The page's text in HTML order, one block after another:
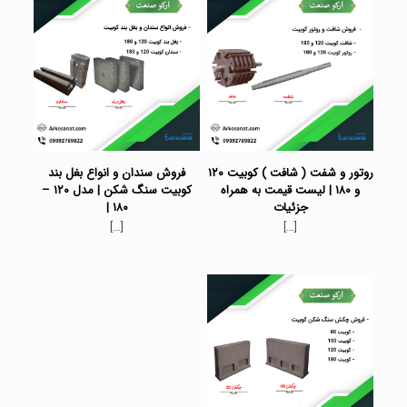
روتور و شفت ( شافت ) کوبیت ۱۲۰
و ۱۸۰ | لیست قیمت به همراه
جزئیات
[…]
فروش سندان و انواع بغل بند
کوبیت سنگ شکن | مدل ۱۲۰ –
۱۸۰ |
[…]